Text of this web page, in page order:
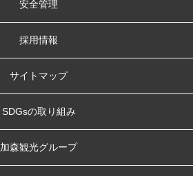
安全管理
採用情報
サイトマップ
SDGsの取り組み
加森観光グループ